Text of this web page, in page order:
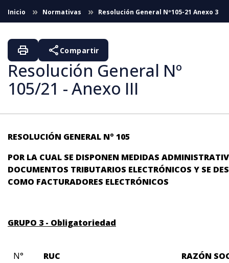
Saltar al contenido principal
Inicio Normativas Resolución General Nº105-21 Anexo 3
Resolución General Nº
105/21 - Anexo III
print share Compartir
RESOLUCIÓN GENERAL Nº 105
POR LA CUAL SE DISPONEN MEDIDAS
DOCUMENTOS TRIBUTARIOS ELECTRÓNICOS Y SE
COMO FACTURADORES ELECTRÓNICOS
GRUPO 3 - Obligatoriedad
N° RUC
RAZÓN